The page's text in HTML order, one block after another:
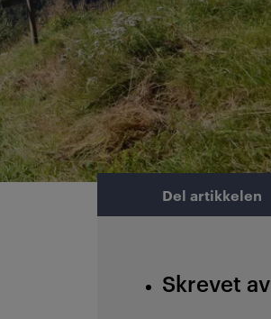
Del artikkelen
Skrevet av